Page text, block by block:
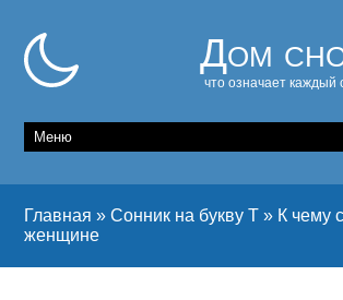
Дом
что означает каждый
Главная »Сонник на букву Т » К чему
женщине